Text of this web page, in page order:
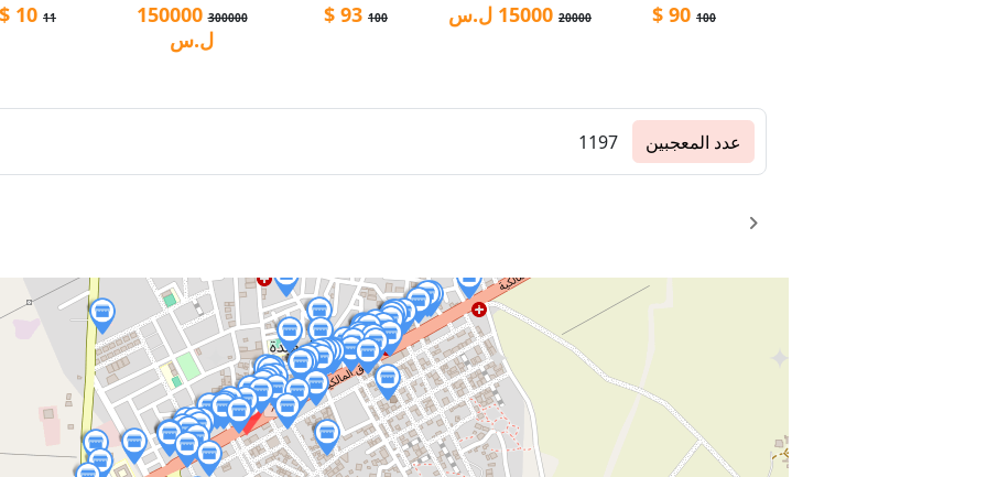
100
90
$
20000
15000 ل.س 100
93
$
300000
150000
ل.س
11
10
$
1197 عدد المعجبين